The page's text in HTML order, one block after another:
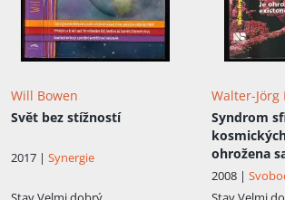
Will Bowen
Svět bez stížností
2017 | Synergie
Walter-Jörg
Syndrom
ohrožena
lidstva?
2008 |